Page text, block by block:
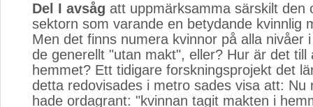
Del I avsåg att uppmärksamma särskilt den
sektorn som varande en betydande kvinnlig
Men det finns numera kvinnor på alla nivåer
de generellt "utan makt", eller? Hur är det till
hemmet? Ett tidigare forskningsprojekt det
detta redovisades i metro sades visa att: Nu
hade ordagrant: "kvinnan tagit makten i